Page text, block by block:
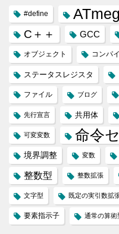
#define
C＋＋ GCC
オブジェクト コンパ
ステータスレジスタ
ファイル ブログ
先行宣言 共用体
可変変数 命令
境界調整 変数
整数型 整数拡張
文字型 既定の実引数拡
要素指示子 通常の算術